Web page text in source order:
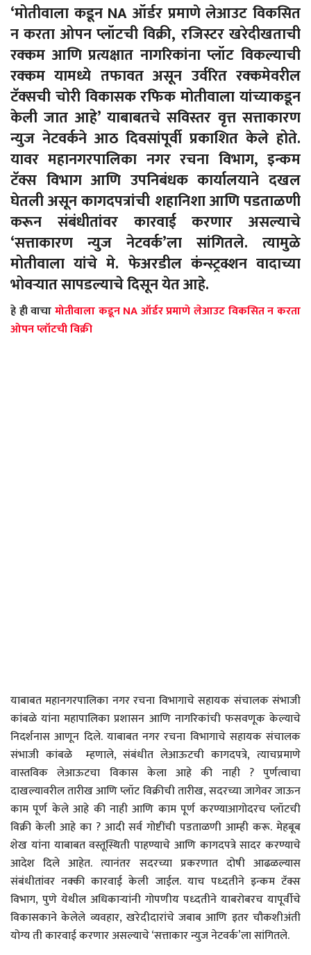
‘मोतीवाला कडून NA ऑर्डर प्रमाणे लेआउट विकसित
न करता ओपन प्लॉटची विक्री, रजिस्टर खरेदीखताची
रक्कम आणि प्रत्यक्षात नागरिकांना प्लॉट विकल्याची
रक्कम यामध्ये तफावत असून उर्वरित रक्कमेवरील
टॅक्‍सची चोरी विकासक रफिक मोतीवाला यांच्याकडून
केली जात आहे’ याबाबतचे सविस्तर वृत्त सत्ताकारण
न्युज नेटवर्कने आठ दिवसांपूर्वी प्रकाशित केले होते.
यावर महानगरपालिका नगर रचना विभाग, इन्कम
टॅक्स विभाग आणि उपनिबंधक कार्यालयाने दखल
घेतली असून कागदपत्रांची शहानिशा आणि पडताळणी
करून संबंधीतांवर कारवाई करणार असल्याचे
‘सत्ताकारण न्युज नेटवर्क’ला सांगितले. त्यामुळे
मोतीवाला यांचे मे. फेअरडील कंन्स्ट्रक्शन वादाच्या
भोवऱ्यात सापडल्याचे दिसून येत आहे.
हे ही वाचामोतीवाला कडून NA ऑर्डर प्रमाणे लेआउट विकसित न करता
ओपन प्लॉटची विक्री
याबाबत महानगरपालिका नगर रचना विभागाचे सहायक संचालक संभाजी
कांबळे यांना महापालिका प्रशासन आणि नागरिकांची फसवणूक केल्याचे
निदर्शनास आणून दिले. याबाबत नगर रचना विभागाचे सहायक संचालक
संभाजी कांबळे म्हणाले, संबंधीत लेआऊटची कागदपत्रे, त्याचप्रमाणे
वास्तविक लेआऊटचा विकास केला आहे की नाही ? पुर्णत्वाचा
दाखल्यावरील तारीख आणि प्लॉट विक्रीची तारीख, सदरच्या जागेवर जाऊन
काम पूर्ण केले आहे की नाही आणि काम पूर्ण करण्याआगोदरच प्लॉटची
विक्री केली आहे का ? आदी सर्व गोष्टींची पडताळणी आम्ही करू. मेहबूब
शेख यांना याबाबत वस्तूस्थिती पाहण्याचे आणि कागदपत्रे सादर करण्याचे
आदेश दिले आहेत. त्यानंतर सदरच्या प्रकरणात दोषी आढळल्यास
संबंधीतांवर नक्की कारवाई केली जाईल. याच पध्दतीने इन्कम टॅक्स
विभाग, पुणे येथील अधिकाऱ्यांनी गोपणीय पध्दतीने याबरोबरच यापूर्वीचे
विकासकाने केलेले व्यवहार, खरेदीदारांचे जबाब आणि इतर चौकशीअंती
योग्य ती कारवाई करणार असल्याचे ‘सत्ताकार न्युज नेटवर्क’ला सांगितले.